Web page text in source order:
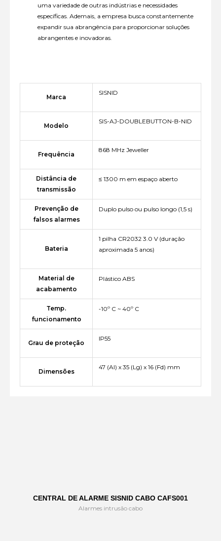
uma variedade de outras indústrias e necessidades
específicas. Ademais, a empresa busca constantemente
expandir sua abrangência para proporcionar soluções
abrangentes e inovadoras.
Marca
SISNID
Modelo
SIS-AJ-DOUBLEBUTTON-B-NID
Frequência
868 MHz Jeweller
Distância de
transmissão
≤ 1300 m em espaço aberto
Prevenção de
falsos alarmes
Duplo pulso ou pulso longo (1,5 s)
Bateria
1 pilha CR2032 3.0 V (duração
aproximada 5 anos)
Material de
acabamento
Plástico ABS
Temp.
funcionamento
-10º C ~ 40º C
Grau de proteção
IP55
Dimensões
47 (Al) x 35 (Lg) x 16 (Fd) mm
CENTRAL DE ALARME SISNID CABO CAFS001
Alarmes intrusão cabo